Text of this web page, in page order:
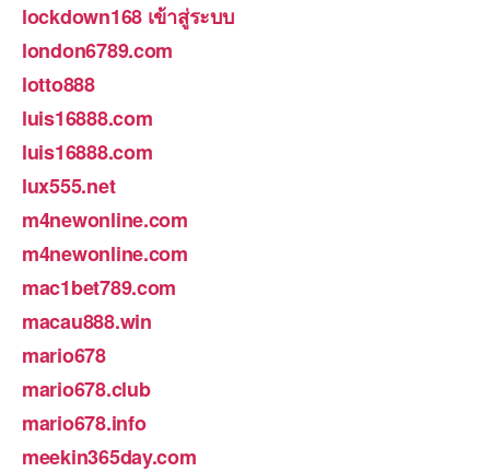
lockdown168 เข้าสู่ระบบ
london6789.com
lotto888
luis16888.com
luis16888.com
lux555.net
m4newonline.com
m4newonline.com
mac1bet789.com
macau888.win
mario678
mario678.club
mario678.info
meekin365day.com